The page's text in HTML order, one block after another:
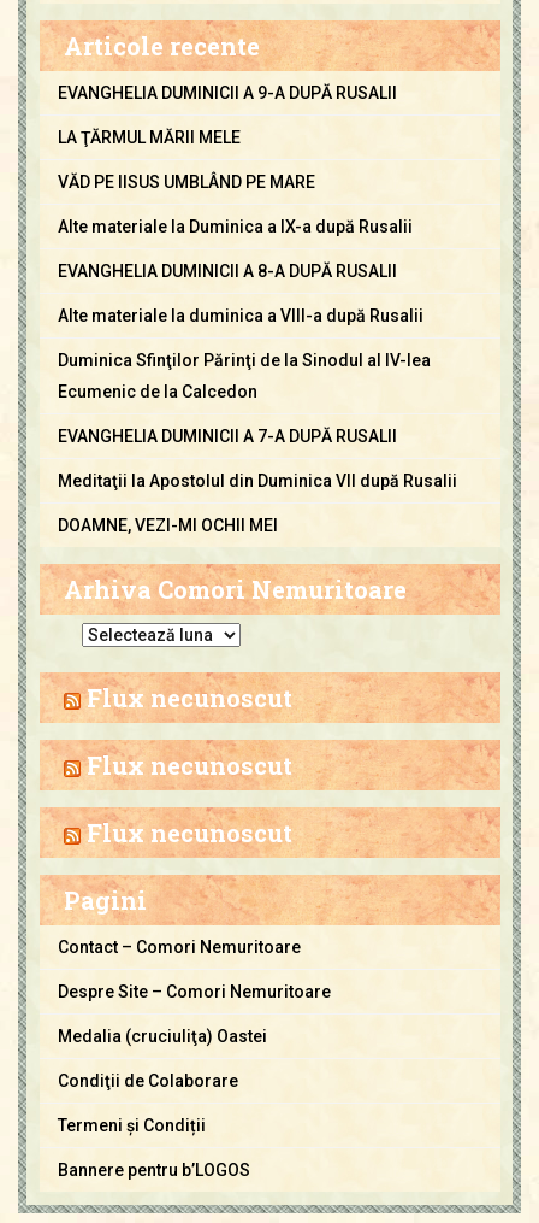
Articole recente
EVANGHELIA DUMINICII A 9-A DUPĂ RUSALII
LA ŢĂRMUL MĂRII MELE
VĂD PE IISUS UMBLÂND PE MARE
Alte materiale la Duminica a IX-a după Rusalii
EVANGHELIA DUMINICII A 8-A DUPĂ RUSALII
Alte materiale la duminica a VIII-a după Rusalii
Duminica Sfinţilor Părinţi de la Sinodul al IV-lea
Ecumenic de la Calcedon
EVANGHELIA DUMINICII A 7-A DUPĂ RUSALII
Meditaţii la Apostolul din Duminica VII după Rusalii
DOAMNE, VEZI-MI OCHII MEI
Arhiva Comori Nemuritoare
h
i
a
C
o
m
i
u
Flux necunoscut
Flux necunoscut
Flux necunoscut
Pagini
Contact – Comori Nemuritoare
Despre Site – Comori Nemuritoare
Medalia (cruciuliţa) Oastei
Condiţii de Colaborare
Termeni și Condiții
Bannere pentru b’LOGOS